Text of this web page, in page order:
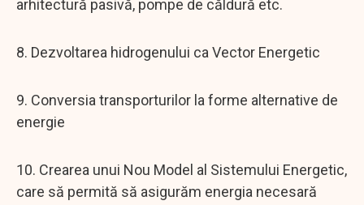
arhitectură pasivă, pompe de căldură etc.
8. Dezvoltarea hidrogenului ca Vector Energetic
9. Conversia transporturilor la forme alternative de
energie
10. Crearea unui Nou Model al Sistemului Energetic,
care să permită să asigurăm energia necesară